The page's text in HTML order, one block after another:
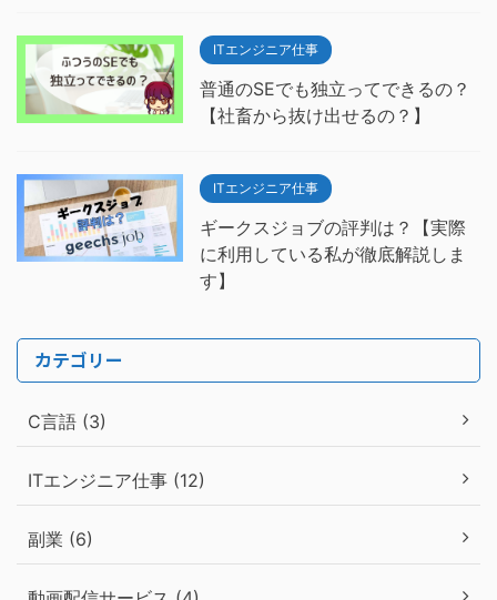
ITエンジニア仕事
普通のSEでも独立ってできるの？
【社畜から抜け出せるの？】
ITエンジニア仕事
ギークスジョブの評判は？【実際
に利用している私が徹底解説しま
す】
カテゴリー
C言語 (3)
ITエンジニア仕事 (12)
副業 (6)